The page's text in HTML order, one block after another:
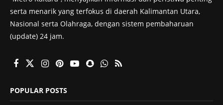
serta menarik yang terfokus di daerah Kalimantan Utara,
Nasional serta Olahraga, dengan sistem pembaharuan
(update) 24 jam.
POPULAR POSTS